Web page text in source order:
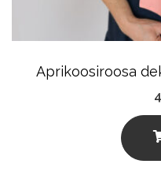
Aprikoosiroosa